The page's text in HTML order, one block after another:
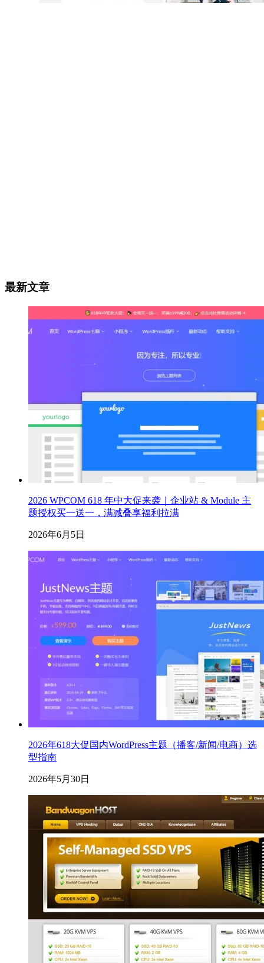
最新文章
2026 WPCOM 618 年中大促来袭｜企业站 & Module 主
题授权买一送一，满减叠享福利拉满
2026年6月5日
2026年618大促国内WordPress主题（播客/新闻/电商）选
型指南
2026年5月30日